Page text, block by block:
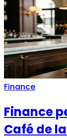
Finance
Finance
Café de